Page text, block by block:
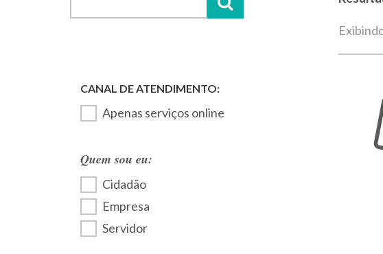
Apenas serviços online
Quem sou eu:
Cidadão
Empresa
Servidor